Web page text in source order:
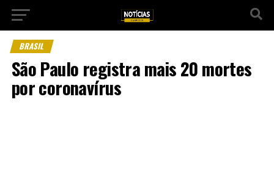
BRASIL
São Paulo registra mais 20 mortes
por coronavírus